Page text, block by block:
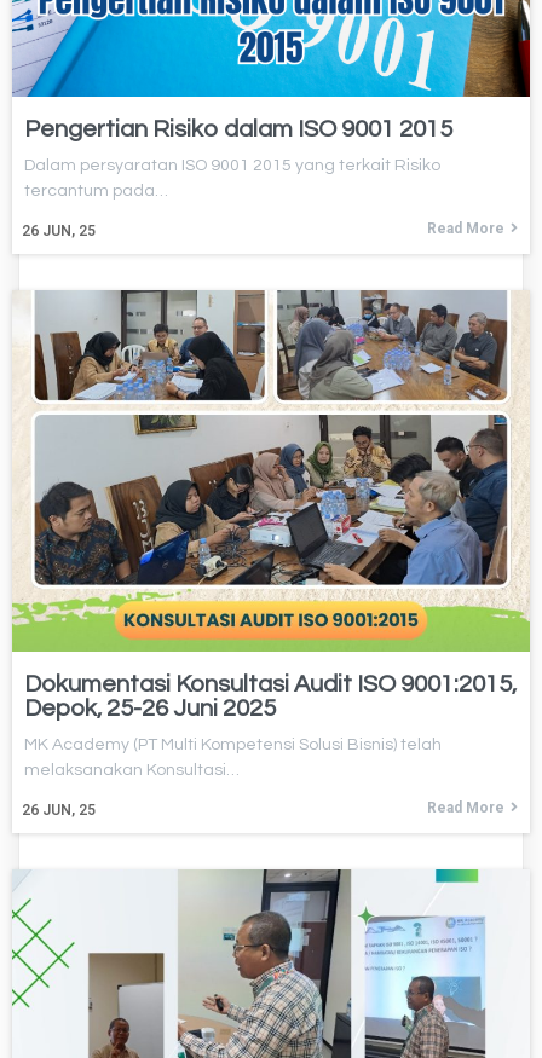
Pengertian Risiko dalam ISO 9001 2015
26 JUN, 25
Dalam persyaratan ISO 9001 2015 yang terkait Risiko
tercantum pada…
Read More
Dokumentasi Konsultasi Audit ISO 9001:2015,
Depok, 25-26 Juni 2025
26 JUN, 25
MK Academy (PT Multi Kompetensi Solusi Bisnis) telah
melaksanakan Konsultasi…
Read More